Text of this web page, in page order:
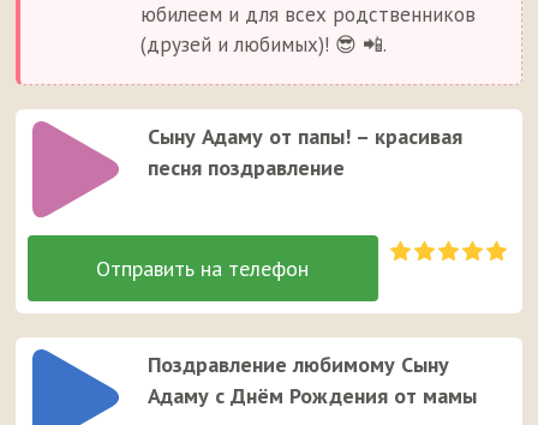
юбилеем и для всех родственников
(друзей и любимых)! 😎 📲.
Сыну Адаму от папы! – красивая
песня поздравление
Поздравление любимому Сыну
Адаму с Днём Рождения от мамы